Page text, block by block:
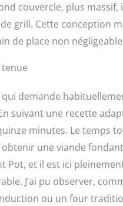
couvercle, plus
grill. Cette conception
de place non
qui demande
suivant une recette
minutes. Le temps
une viande
Pot, et il est ici
J’ai pu observer,
ou un four